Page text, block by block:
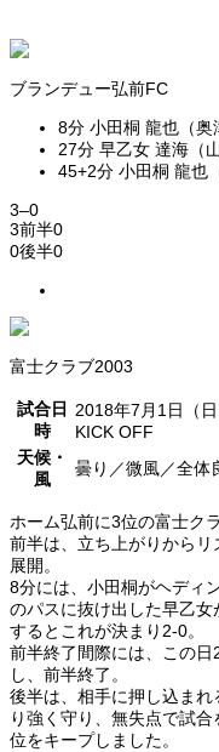
ブランデュー弘前FC
8分 小田桐 龍也（奥
27分 早乙女 達海（
45+2分 小田桐 龍也
3–0
3前半0
0後半0
富士クラブ2003
試合日
時
2018年7月1日（
KICK OFF
天候・
風
曇り／微風／全体
ホーム弘前に3位の富士ク
前半は、立ち上がりから
展開。
8分には、小田桐がヘディ
のパスに抜け出した早乙
するとこれが決まり2-0。
前半終了間際には、この
し、前半終了。
後半は、相手に押し込ま
り強く守り、無失点で試
位をキープしました。